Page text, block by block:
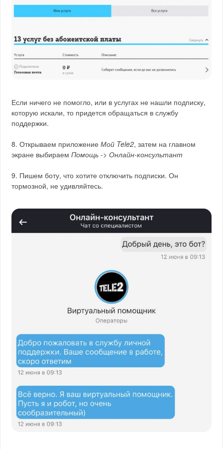
Если ничего не помогло, или в услугах не нашли подписку,
которую искали, то придется обращаться в службу
поддержки.
8. Открываем приложениеМой Tele2, затем на главном
экране выбираемПомощь ->Онлайн-консультант
9. Пишем боту, что хотите отключить подписки. Он
тормозной, не удивляйтесь.